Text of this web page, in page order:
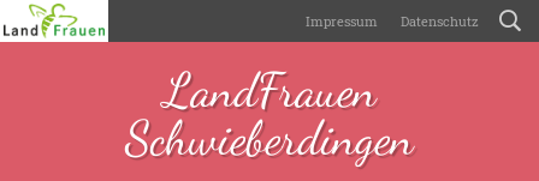
Impressum Datenschutz
LandFrauen
Schwieberdingen